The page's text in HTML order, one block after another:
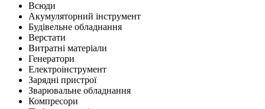
Всюди
Акумуляторний інструмент
Будівельне обладнання
Верстати
Витратні матеріали
Генератори
Електроінструмент
Зарядні пристрої
Зварювальне обладнання
Компресори